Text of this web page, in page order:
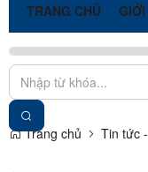
TRANG CHỦ
Trang chủ Tin tức